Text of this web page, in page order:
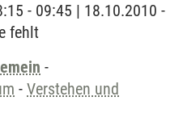
- 09:45 | 18.10.2010 -
fehlt
-
- Verstehen und